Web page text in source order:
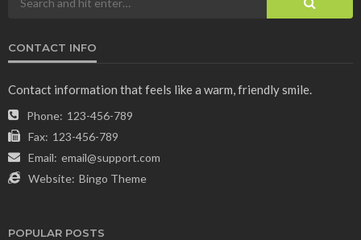
CONTACT INFO
Contact information that feels like a warm, friendly smile.
Phone: 123-456-789
Fax: 123-456-789
Email: email@support.com
Website: Bingo Theme
POPULAR POSTS